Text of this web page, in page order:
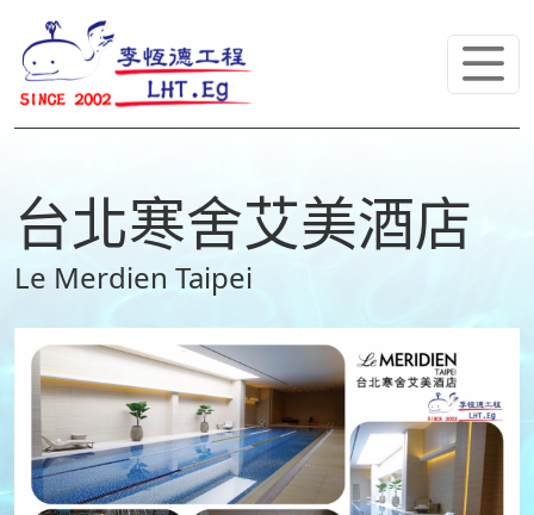
台北寒舍艾美酒店
Le Merdien Taipei